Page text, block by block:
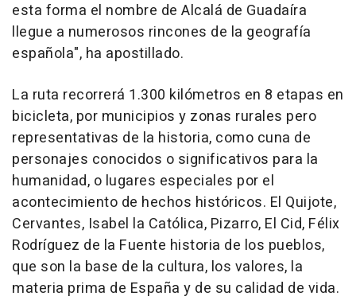
esta forma el nombre de Alcalá de Guadaíra
llegue a numerosos rincones de la geografía
española", ha apostillado.
La ruta recorrerá 1.300 kilómetros en 8 etapas en
bicicleta, por municipios y zonas rurales pero
representativas de la historia, como cuna de
personajes conocidos o significativos para la
humanidad, o lugares especiales por el
acontecimiento de hechos históricos. El Quijote,
Cervantes, Isabel la Católica, Pizarro, El Cid, Félix
Rodríguez de la Fuente historia de los pueblos,
que son la base de la cultura, los valores, la
materia prima de España y de su calidad de vida.